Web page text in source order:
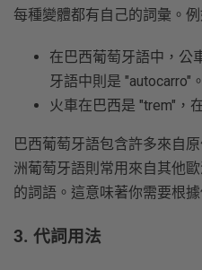
每種變體都有自己的詞彙。例
在巴西葡萄牙語中，公
牙語中則是 "autocarro"。
火車在巴西是 "trem"，
巴西葡萄牙語包含許多來自
洲葡萄牙語則常用來自其他
的詞語。這意味著你需要根
3. 代詞用法